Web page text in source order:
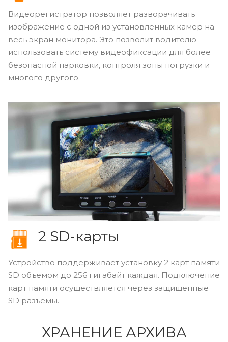
Видеорегистратор позволяет разворачивать
изображение с одной из установленных камер на
весь экран монитора. Это позволит водителю
использовать систему видеофиксации для более
безопасной парковки, контроля зоны погрузки и
многого другого.
2 SD-карты
Устройство поддерживает установку 2 карт памяти
SD объемом до 256 гигабайт каждая. Подключение
карт памяти осуществляется через защищенные
SD разъемы.
ХРАНЕНИЕ АРХИВА